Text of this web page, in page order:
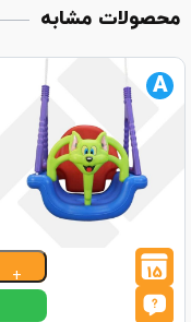
محصولات مشابه
15
A
+